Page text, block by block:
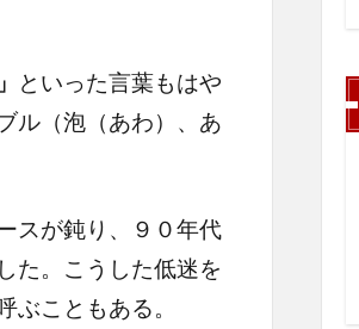
といった言葉もはや
ル（泡（あわ）、あ
スが鈍り、９０年代
た。こうした低迷を
こともある。